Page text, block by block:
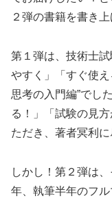
２弾の書籍を書き
第１弾は、技術士
やすく」「すぐ使
思考の入門編”でし
る！」「試験の見
ただき、著者冥利に
しかし！第２弾は
年、執筆半年のフ